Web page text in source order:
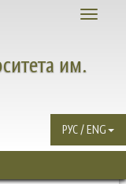
Toggle
им.
РУС / ENG